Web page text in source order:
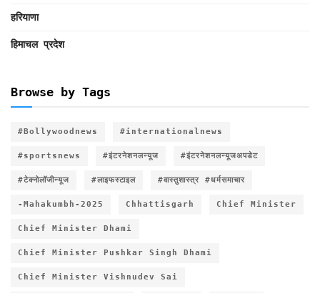
हरियाणा
हिमाचल प्रदेश
Browse by Tags
#Bollywoodnews #internationalnews
#sportsnews #इंटरनेशनलन्यूज #इंटरनेशनलन्यूजअपडेट
#टेक्नोलॉजीन्यूज #लाइफस्टाइल #वास्तुशास्त्र #धर्मसमाचार
-Mahakumbh-2025 Chhattisgarh Chief Minister
Chief Minister Dhami
Chief Minister Pushkar Singh Dhami
Chief Minister Vishnudev Sai